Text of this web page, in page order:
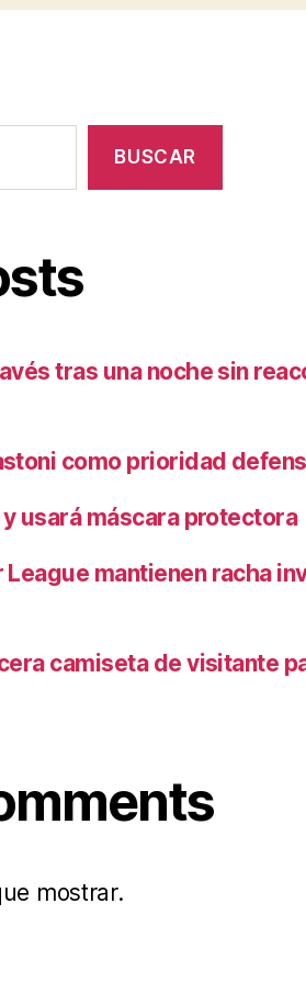
BUSCAR
tras una noche sin
como prioridad
usará máscara protectora
mantienen racha
camiseta de visitante
mostrar.